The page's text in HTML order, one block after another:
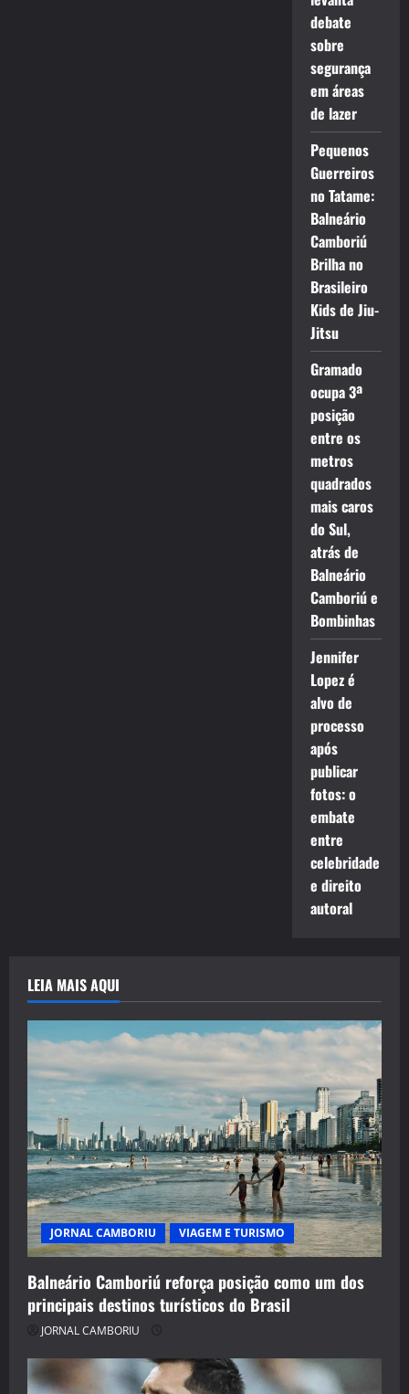
debate
sobre
segurança
em áreas
de lazer
Pequenos
Guerreiros
no Tatame:
Balneário
Camboriú
Brilha no
Brasileiro
Kids de Jiu-
Jitsu
Gramado
ocupa 3ª
posição
entre os
metros
quadrados
mais caros
do Sul,
atrás de
Balneário
Camboriú e
Bombinhas
Jennifer
Lopez é
alvo de
processo
após
publicar
fotos: o
embate
entre
celebridade
e direito
autoral
LEIA MAIS AQUI
JORNAL CAMBORIU VIAGEM E TURISMO
Balneário Camboriú reforça posição como um dos
principais destinos turísticos do Brasil
JORNAL CAMBORIU